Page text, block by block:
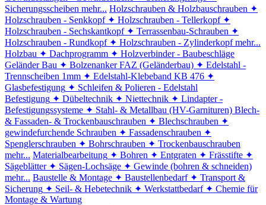
Sicherungsscheiben mehr... Holzschrauben & Holzbauschrauben ✦
Holzschrauben - Senkkopf ✦ Holzschrauben - Tellerkopf ✦
Holzschrauben - Sechskantkopf ✦ Terrassenbau-Schrauben ✦
Holzschrauben - Rundkopf ✦ Holzschrauben - Zylinderkopf mehr...
Holzbau ✦ Dachprogramm ✦ Holzverbinder - Baubeschläge
Geländer Bau ✦ Bolzenanker FAZ (Geländerbau) ✦ Edelstahl -
Trennscheiben 1mm ✦ Edelstahl-Klebeband KB 476 ✦
Glasbefestigung ✦ Schleifen & Polieren - Edelstahl
Befestigung ✦ Dübeltechnik ✦ Niettechnik ✦ Lindapter -
Befestigungssysteme ✦ Stahl- & Metallbau (HV-Garnituren) Blech-
& Fassaden- & Trockenbauschrauben ✦ Blechschrauben ✦
gewindefurchende Schrauben ✦ Fassadenschrauben ✦
Spenglerschrauben ✦ Bohrschrauben ✦ Trockenbauschrauben
mehr... Materialbearbeitung ✦ Bohren ✦ Entgraten ✦ Frässtifte ✦
Sägeblätter ✦ Sägen-Lochsäge ✦ Gewinde (bohren & schneiden)
mehr... Baustelle & Montage ✦ Baustellenbedarf ✦ Transport &
Sicherung ✦ Seil- & Hebetechnik ✦ Werkstattbedarf ✦ Chemie für
Montage & Wartung